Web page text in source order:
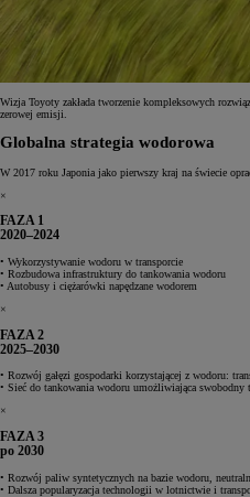
Wizja Toyoty zakłada tworzenie kompleksowych
zerowej emisji.
Globalna strategia wodorowa
W 2017 roku Japonia jako pierwszy kraj na świecie
×
FAZA 1
2020–2024
• Wykorzystywanie wodoru w transporcie
• Rozbudowa infrastruktury do tankowania wodoru
• Autobusy i ciężarówki napędzane wodorem
×
FAZA 2
2025–2030
• Rozwój gałęzi gospodarki korzystającej z wodoru:
• Sieć do tankowania wodoru umożliwiająca swobodny
×
FAZA 3
po 2030
• Rozwój paliw syntetycznych na bazie wodoru,
• Dalsza popularyzacja technologii w lotnictwie i